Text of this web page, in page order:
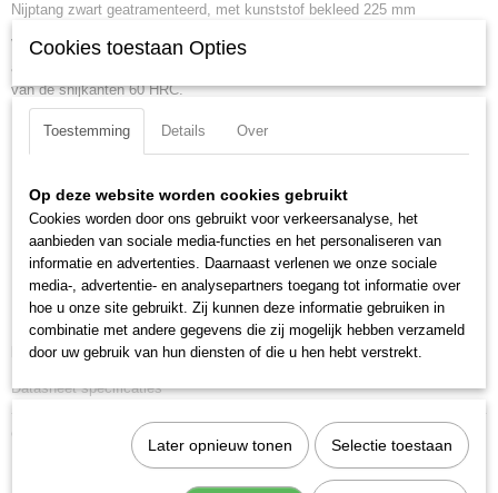
EAN code
Productcode leverancier
Netto gewicht
0,47 Kg
Bruto gewicht
Afmetingen (l,b,h)
22,70 x 5,50 x 2,60 cm
Nijptang zwart geatramenteerd, met kunststof bekleed 225 mm
Voor uiterste belasting. Bij de vakman zeer gewild dankzij de precieze
afwerking. Zeer slijtvast en uitgebalanceerde gewichtsverdeling. Hardheid
van de snijkanten 60 HRC.
Lengte:225 mm
Tang afwerking:zwart geatramenteerd
Snijkant:snijkant met facet
Meslengte:25.5 mm
Snijcapaciteit half harde draad (diameter): 2.2 mm
DIN: DIN ISO 9243
Downloads:
Datasheet specificaties
Ook interessant
Cookies toestaan Opties
Toestemming Details Over
Op deze website worden cookies gebruikt
Cookies worden door ons gebruikt voor verkeersanalyse, het
aanbieden van sociale media-functies en het personaliseren van
informatie en advertenties. Daarnaast verlenen we onze sociale
media-, advertentie- en analysepartners toegang tot informatie over
hoe u onze site gebruikt. Zij kunnen deze informatie gebruiken in
combinatie met andere gegevens die zij mogelijk hebben verzameld
door uw gebruik van hun diensten of die u hen hebt verstrekt.
Later opnieuw tonen Selectie toestaan